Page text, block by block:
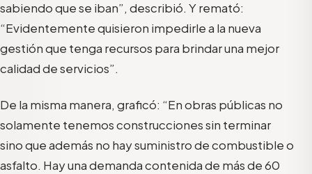
sabiendo que se iban”, describió. Y remató:
“Evidentemente quisieron impedirle a la nueva
gestión que tenga recursos para brindar una mejor
calidad de servicios”.
De la misma manera, graficó: “En obras públicas no
solamente tenemos construcciones sin terminar
sino que además no hay suministro de combustible o
asfalto. Hay una demanda contenida de más de 60